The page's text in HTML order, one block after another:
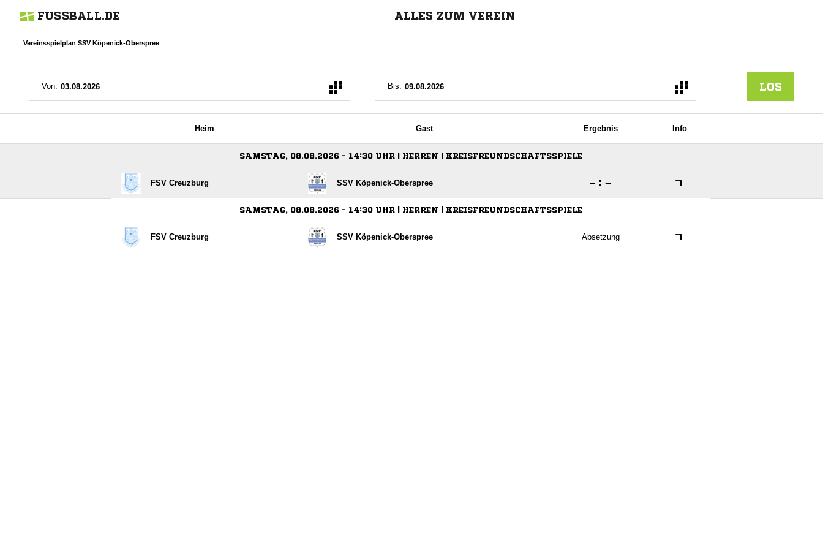
FUSSBALL.DE ALLES ZUM VEREIN
Vereinsspielplan SSV Köpenick-Oberspree
Von: Bis: LOS
Heim Gast Ergebnis Info
SAMSTAG, 08.08.2026 - 14:30 UHR | HERREN | KREISFREUNDSCHAFTSSPIELE
FSV Creuzburg SSV Köpenick-Oberspree  : 
SAMSTAG, 08.08.2026 - 14:30 UHR | HERREN | KREISFREUNDSCHAFTSSPIELE
FSV Creuzburg SSV Köpenick-Oberspree Absetzung